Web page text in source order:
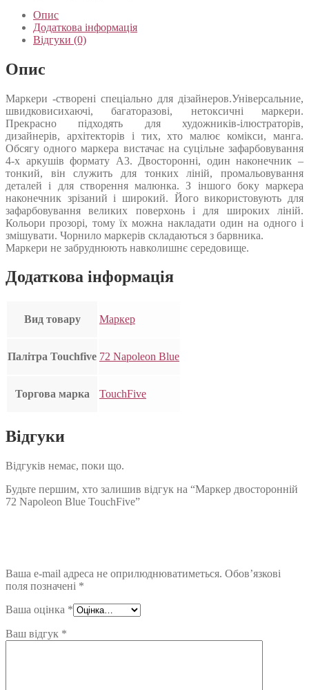
Опис
Додаткова інформація
Відгуки (0)
Опис
Маркери -створені спеціально для дізайнеров.Універсальние,
швидковисихаючі, багаторазові, нетоксичні маркери.
Прекрасно підходять для художників-ілюстраторів,
дизайнерів, архітекторів і тих, хто малює комікси, манга.
Обсягу одного маркера вистачає на суцільне зафарбовування
4-х аркушів формату А3. Двосторонні, один наконечник –
тонкий, він служить для тонких ліній, промальовування
деталей і для створення малюнка. З іншого боку маркера
наконечник зрізаний і широкий. Його використовують для
зафарбовування великих поверхонь і для широких ліній.
Кольори прозорі, тому їх можна накладати один на одного і
змішувати. Чорнило маркерів складаються з барвника.
Маркери не забруднюють навколишнє середовище.
Додаткова інформація
Вид товару Маркер
Палітра Touchfive 72 Napoleon Blue
Торгова марка TouchFive
Відгуки
Відгуків немає, поки що.
Будьте першим, хто залишив відгук на “Маркер двосторонній
72 Napoleon Blue TouchFive”
Ваша e-mail адреса не оприлюднюватиметься. Обов’язкові
поля позначені *
Ваша оцінка *
Ваш відгук *